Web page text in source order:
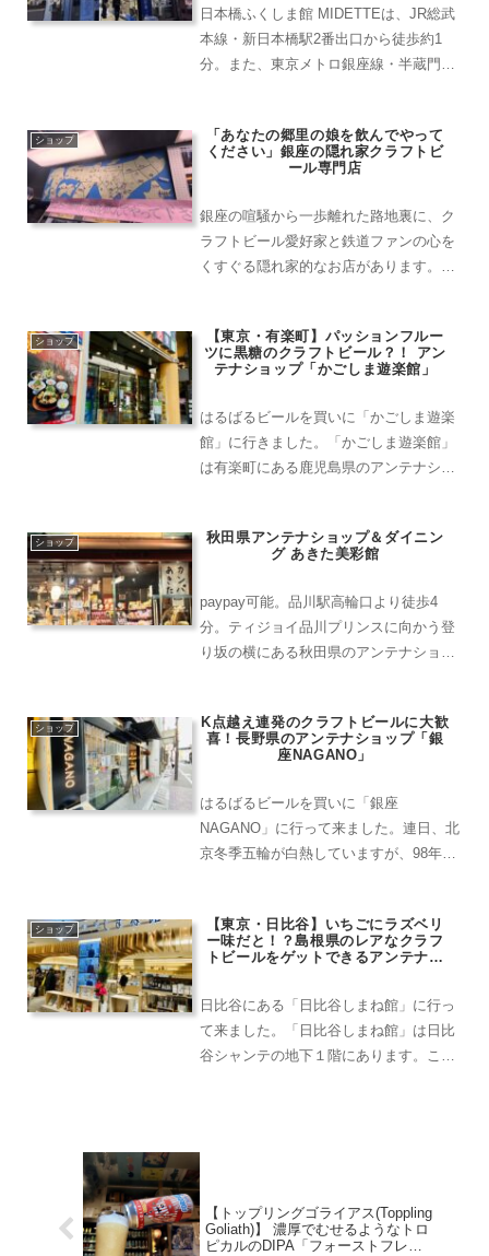
日本橋ふくしま館 MIDETTEは、JR総武
本線・新日本橋駅2番出口から徒歩約1
分。また、東京メトロ銀座線・半蔵門線
らアクセスしやすい立地にあります。福
島といえば、...
ショップ
「あなたの郷里の娘を飲んでやって
ください」銀座の隠れ家クラフトビ
ール専門店
銀座の喧騒から一歩離れた路地裏に、ク
ラフトビール愛好家と鉄道ファンの心を
くすぐる隠れ家的なお店があります。場
ります。「337Ale（サンサンナナエー
ル）」は、まるで30...
ショップ
【東京・有楽町】パッションフルー
ツに黒糖のクラフトビール？！ アン
テナショップ「かごしま遊楽館」
はるばるビールを買いに「かごしま遊楽
館」に行きました。「かごしま遊楽館」
は有楽町にある鹿児島県のアンテナショ
と、さつま揚げの香ばしい匂いが漂って
ショップ
秋田県アンテナショップ＆ダイニン
グ あきた美彩館
paypay可能。品川駅高輪口より徒歩4
分。ティジョイ品川プリンスに向かう登
り坂の横にある秋田県のアンテナショッ
BREWINGを取り揃えていて全部で12液
種ほどがラ...
ショップ
K点越え連発のクラフトビールに大歓
喜！長野県のアンテナショップ「銀
座NAGANO」
はるばるビールを買いに「銀座
NAGANO」に行って来ました。連日、北
京冬季五輪が白熱していますが、98年の
きっとあるはずです！はい、店構えがハ
イセンス。絶対、いいビール...
ショップ
【東京・日比谷】いちごにラズベリ
ー味だと！？島根県のレアなクラフ
トビールをゲットできるアンテナシ
日比谷にある「日比谷しまね館」に行っ
て来ました。「日比谷しまね館」は日比
谷シャンテの地下１階にあります。この
しと並んでおり、観光...
【トップリングゴライアス(Toppling
Goliath)】 濃厚でむせるようなトロ
ピカルのDIPA「フォーストフレア